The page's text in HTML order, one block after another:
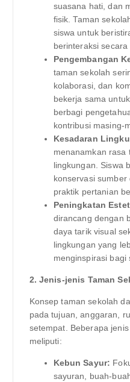
suasana hati, dan
fisik. Taman
siswa untuk
berinteraksi secara
Pengembangan
taman sekolah
kolaborasi, dan
bekerja sama
berbagi
kontribusi masing-
Kesadaran
menanamkan rasa
lingkungan. Siswa
konservasi
praktik pertanian
Peningkatan
dirancang dengan
daya tarik visual
lingkungan yang
menginspirasi bagi
2. Jenis-jenis Taman
Konsep taman sekolah
pada tujuan, anggaran,
setempat. Beberapa
meliputi:
Kebun Sayur:
sayuran, buah-